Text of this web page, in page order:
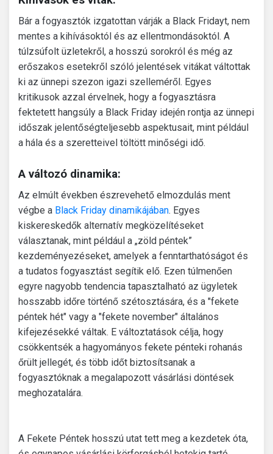
Bár a fogyasztók izgatottan várják a Black Fridayt, nem
mentes a kihívásoktól és az ellentmondásoktól. A
túlzsúfolt üzletekről, a hosszú sorokról és még az
erőszakos esetekről szóló jelentések vitákat váltottak
ki az ünnepi szezon igazi szelleméről. Egyes
kritikusok azzal érvelnek, hogy a fogyasztásra
fektetett hangsúly a Black Friday idején rontja az ünnepi
időszak jelentőségteljesebb aspektusait, mint például
a hála és a szeretteivel töltött minőségi idő.
A változó dinamika:
Az elmúlt években észrevehető elmozdulás ment
végbe a Black Friday dinamikájában. Egyes
kiskereskedők alternatív megközelítéseket
választanak, mint például a „zöld péntek”
kezdeményezéseket, amelyek a fenntarthatóságot és
a tudatos fogyasztást segítik elő. Ezen túlmenően
egyre nagyobb tendencia tapasztalható az ügyletek
hosszabb időre történő szétosztására, és a "fekete
péntek hét" vagy a "fekete november" általános
kifejezésekké váltak. E változtatások célja, hogy
csökkentsék a hagyományos fekete pénteki rohanás
őrült jellegét, és több időt biztosítsanak a
fogyasztóknak a megalapozott vásárlási döntések
meghozatalára.
A Fekete Péntek hosszú utat tett meg a kezdetek óta,